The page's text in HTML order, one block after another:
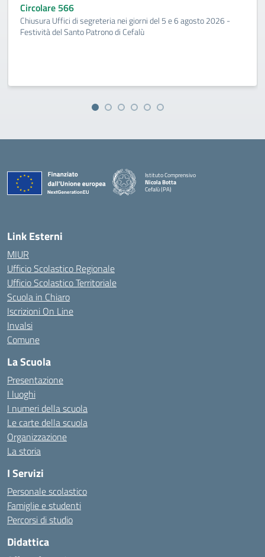
Circolare 566
Chiusura Uffici di segreteria nei giorni del 5 e 6 agosto 2026 -
Festività del Santo Patrono di Cefalù
Istituto Comprensivo
Nicola Botta
Cefalù (PA)
Link Esterni
MIUR
Ufficio Scolastico Regionale
Ufficio Scolastico Territoriale
Scuola in Chiaro
Iscrizioni On Line
Invalsi
Comune
La Scuola
Presentazione
I luoghi
I numeri della scuola
Le carte della scuola
Organizzazione
La storia
I Servizi
Personale scolastico
Famiglie e studenti
Percorsi di studio
Didattica